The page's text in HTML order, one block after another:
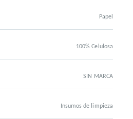
Papel
100% Celulosa
SIN MARCA
Insumos de limpieza